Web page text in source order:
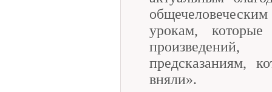
урокам,
предсказаниям,
вняли».